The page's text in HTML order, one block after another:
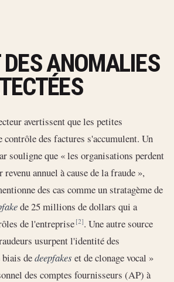
ANOMALIES
avertissent que les petites
contrôle des factures s'accumulent. Un
souligne que « les organisations perdent
annuel à cause de la fraude »,
des cas comme un stratagème de
de 25 millions de dollars qui a
de l'entreprise[2]. Une autre source
usurpent l'identité des
dedeepfakes et de clonage vocal »
des comptes fournisseurs (AP) à